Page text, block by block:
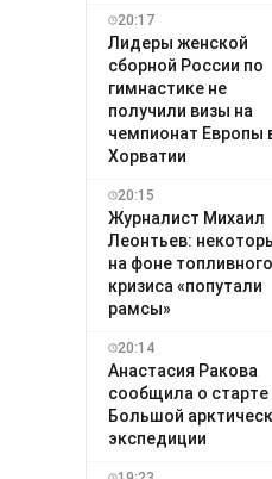
20:17
Лидеры женской
сборной России по
гимнастике не
получили визы на
чемпионат Европы
Хорватии
20:15
Журналист Михаил
Леонтьев:
на фоне топливного
кризиса «попутали
рамсы»
20:14
Анастасия Ракова
сообщила о старте
Большой
экспедиции